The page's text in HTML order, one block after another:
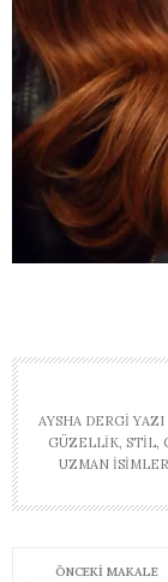
AYSHA DERGI
GÜZELLIK, STIL,
UZMAN
ÖNCEKI MAKALE